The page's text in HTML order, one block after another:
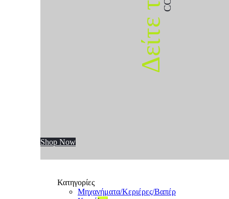
Δείτε την
Shop Now
Κατηγορίες
Μηχανήματα/Κεριέρες/Βαπέρ